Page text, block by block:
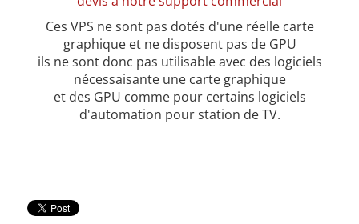
Ces VPS ne sont pas dotés d'une réelle carte
graphique et ne disposent pas de GPU
ils ne sont donc pas utilisable avec des logiciels
nécessaisante une carte graphique
et des GPU comme pour certains logiciels
d'automation pour station de TV.